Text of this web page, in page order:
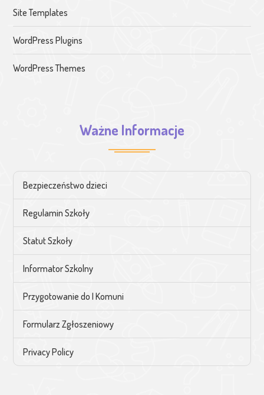
Site Templates
WordPress Plugins
WordPress Themes
Ważne Informacje
Bezpieczeństwo dzieci
Regulamin Szkoły
Statut Szkoły
Informator Szkolny
Przygotowanie do I Komuni
Formularz Zgłoszeniowy
Privacy Policy